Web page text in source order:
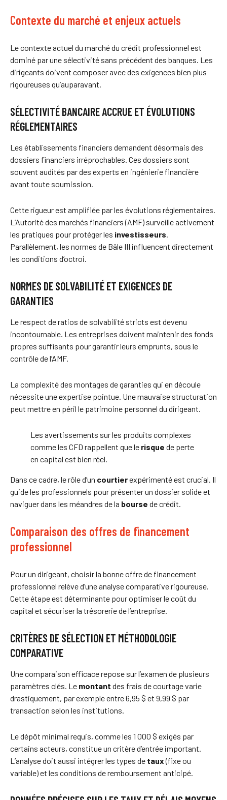
Contexte du marché et enjeux actuels
Le contexte actuel du marché du crédit professionnel est
dominé par une sélectivité sans précédent des banques. Les
dirigeants doivent composer avec des exigences bien plus
rigoureuses qu’auparavant.
SÉLECTIVITÉ BANCAIRE ACCRUE ET ÉVOLUTIONS
RÉGLEMENTAIRES
Les établissements financiers demandent désormais des
dossiers financiers irréprochables. Ces dossiers sont
souvent audités par des experts en ingénierie financière
avant toute soumission.
Cette rigueur est amplifiée par les évolutions réglementaires.
L’Autorité des marchés financiers (AMF) surveille activement
les pratiques pour protéger les investisseurs.
Parallèlement, les normes de Bâle III influencent directement
les conditions d’octroi.
NORMES DE SOLVABILITÉ ET EXIGENCES DE
GARANTIES
Le respect de ratios de solvabilité stricts est devenu
incontournable. Les entreprises doivent maintenir des fonds
propres suffisants pour garantir leurs emprunts, sous le
contrôle de l’AMF.
La complexité des montages de garanties qui en découle
nécessite une expertise pointue. Une mauvaise structuration
peut mettre en péril le patrimoine personnel du dirigeant.
Les avertissements sur les produits complexes
comme les CFD rappellent que le risque de perte
en capital est bien réel.
Dans ce cadre, le rôle d’un courtierexpérimenté est crucial. Il
guide les professionnels pour présenter un dossier solide et
naviguer dans les méandres de la bourse de crédit.
Comparaison des offres de financement
professionnel
Pour un dirigeant, choisir la bonne offre de financement
professionnel relève d’une analyse comparative rigoureuse.
Cette étape est déterminante pour optimiser le coût du
capital et sécuriser la trésorerie de l’entreprise.
CRITÈRES DE SÉLECTION ET MÉTHODOLOGIE
COMPARATIVE
Une comparaison efficace repose sur l’examen de plusieurs
paramètres clés. Le montant des frais de courtage varie
drastiquement, par exemple entre 6,95 $ et 9,99 $ par
transaction selon les institutions.
Le dépôt minimal requis, comme les 1 000 $ exigés par
certains acteurs, constitue un critère d’entrée important.
L’analyse doit aussi intégrer les types de taux(fixe ou
variable) et les conditions de remboursement anticipé.